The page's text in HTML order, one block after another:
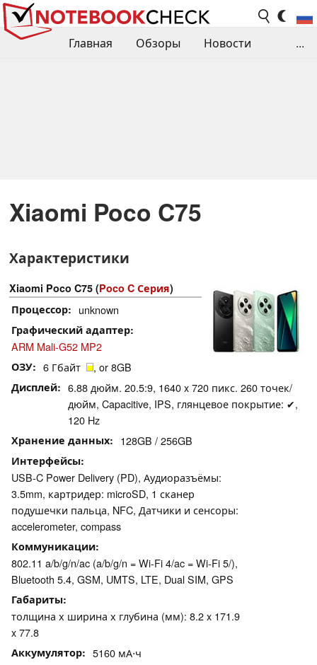
Главная Обзоры
Новости
...
Xiaomi Poco C75
Характеристики
Xiaomi Poco C75 (Poco C Серия)
Процессор
unknown
Графический адаптер
ARM Mali-G52 MP2
ОЗУ 6 Гбайт , or 8GB
Дисплей
6.88 дюйм. 20.5:9, 1640 x 720 пикс. 260 точек/
дюйм, Capacitive, IPS, глянцевое покрытие: ✔,
120 Hz
Хранение данных 128GB / 256GB
Интерфейсы
USB-C Power Delivery (PD), Аудиоразъёмы:
3.5mm, картридер: microSD, 1 сканер
подушечки пальца, NFC, Датчики и сенсоры:
accelerometer, compass
Коммуникации
802.11 a/b/g/n/ac (a/b/g/n = Wi-Fi 4/ac = Wi-Fi 5/),
Bluetooth 5.4, GSM, UMTS, LTE, Dual SIM, GPS
Габариты
толщина х ширина х глубина (мм): 8.2 x 171.9
x 77.8
Аккумулятор 5160 мА⋅ч